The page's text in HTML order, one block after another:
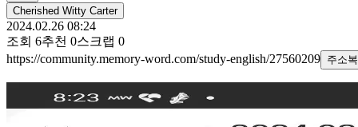
Cherished Witty Carter
2024.02.26 08:24
조회 6추천 0스크랩 0
https://community.memory-word.com/study-english/27560209 주소